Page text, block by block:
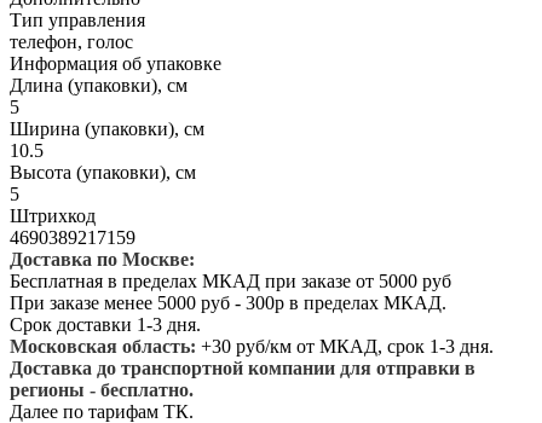
Тип управления
телефон, голос
Информация об упаковке
Длина (упаковки), см
5
Ширина (упаковки), см
10.5
Высота (упаковки), см
5
Штрихкод
4690389217159
Доставка по Москве:
Бесплатная в пределах МКАД при заказе от 5000 руб
При заказе менее 5000 руб - 300р в пределах МКАД.
Срок доставки 1-3 дня.
Московская область: +30 руб/км от МКАД, срок 1-3 дня.
Доставка до транспортной компании для отправки в
регионы - бесплатно.
Далее по тарифам ТК.